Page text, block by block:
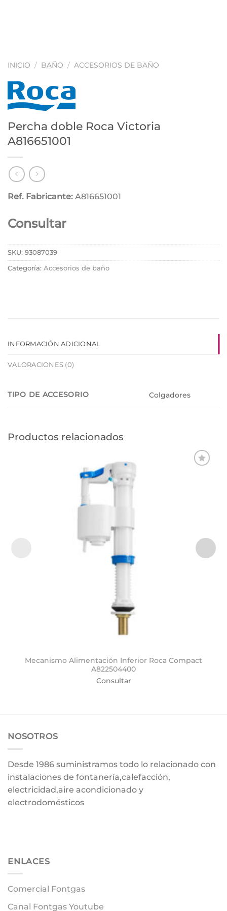
INICIO / BAÑO / ACCESORIOS DE BAÑO
Percha doble Roca Victoria
A816651001
Ref. Fabricante: A816651001
Consultar
SKU: 93087039
Categoría: Accesorios de baño
INFORMACIÓN ADICIONAL
VALORACIONES (0)
TIPO DE ACCESORIO Colgadores
Productos relacionados
Mecanismo Alimentación Inferior Roca Compact
A822504400
Consultar
NOSOTROS
Desde 1986 suministramos todo lo relacionado con
instalaciones de fontanería,calefacción,
electricidad,aire acondicionado y
electrodomésticos
ENLACES
Comercial Fontgas
Canal Fontgas Youtube